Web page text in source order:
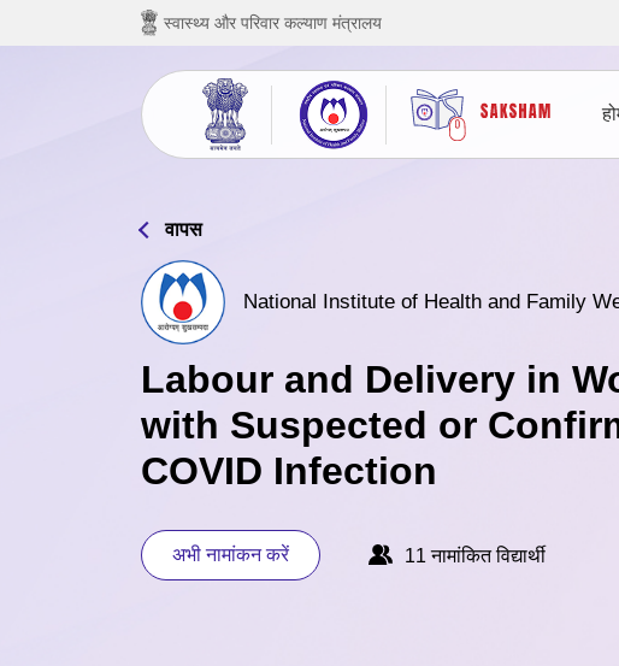
छोड़ कर मुख्य सामग्री पर जाएं
स्वास्थ्य और परिवार कल्याण मंत्रालय
वापस
National Institute of Health and Family
Labour and Delivery in
with Suspected or
COVID Infection
अभी नामांकन करें 11 नामांकित विद्यार्थी